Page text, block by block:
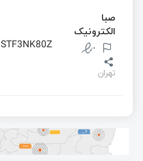
صبا
الکترونیک
تهران
STF3NK80Z